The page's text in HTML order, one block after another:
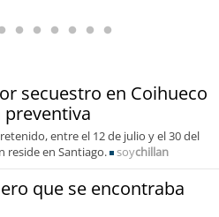
secuestro en Coihueco
entre el 12 de julio y el 30 del
reside en Santiago.
soychillan
que se encontraba